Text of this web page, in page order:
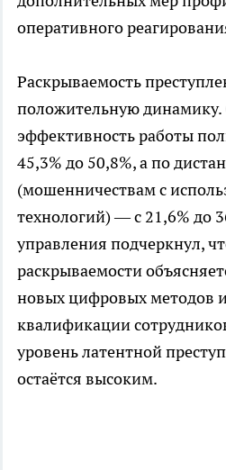
оперативного
Раскрываемость
положительную
эффективность работы
45,3% до 50,8%, а по
(мошенничествам с
технологий) — с 21,6% до
управления подчеркнул,
раскрываемости
новых цифровых методов
квалификации
уровень латентной
остаётся высоким.